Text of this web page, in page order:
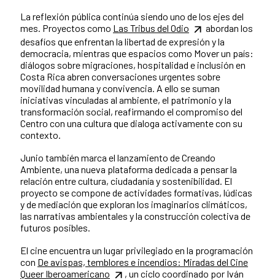
La reflexión pública continúa siendo uno de los ejes del
mes. Proyectos como Las Tribus del Odio
abordan los
desafíos que enfrentan la libertad de expresión y la
democracia, mientras que espacios como Mover un país:
diálogos sobre migraciones, hospitalidad e inclusión en
Costa Rica abren conversaciones urgentes sobre
movilidad humana y convivencia. A ello se suman
iniciativas vinculadas al ambiente, el patrimonio y la
transformación social, reafirmando el compromiso del
Centro con una cultura que dialoga activamente con su
contexto.
Junio también marca el lanzamiento de Creando
Ambiente, una nueva plataforma dedicada a pensar la
relación entre cultura, ciudadanía y sostenibilidad. El
proyecto se compone de actividades formativas, lúdicas
y de mediación que exploran los imaginarios climáticos,
las narrativas ambientales y la construcción colectiva de
futuros posibles.
El cine encuentra un lugar privilegiado en la programación
con De avispas, temblores e incendios: Miradas del Cine
Queer Iberoamericano
, un ciclo coordinado por Iván